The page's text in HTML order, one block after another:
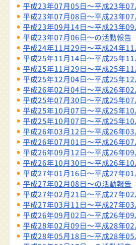
平成23年07月05日〜平成23年
平成23年07月08日〜平成23年
平成23年09月14日〜平成23年
平成23年07月06日〜の活動報告
平成24年11月29日〜平成24年
平成25年11月14日〜平成25年
平成25年11月29日〜平成25年
平成25年12月04日〜平成25年
平成26年02月04日〜平成26年
平成25年07月30日〜平成25年
平成25年10月07日〜平成25年
平成25年10月07日〜平成25年
平成26年03月12日〜平成26年
平成26年07月01日〜平成26年
平成26年09月12日〜平成26年
平成26年10月30日〜平成26年
平成27年01月16日〜平成27年
平成27年02月08日〜の活動報告
平成27年02月21日〜平成27年
平成27年03月11日〜平成27年
平成26年09月02日〜平成26年
平成28年02月09日〜平成28年
平成28年05月18日〜平成28年